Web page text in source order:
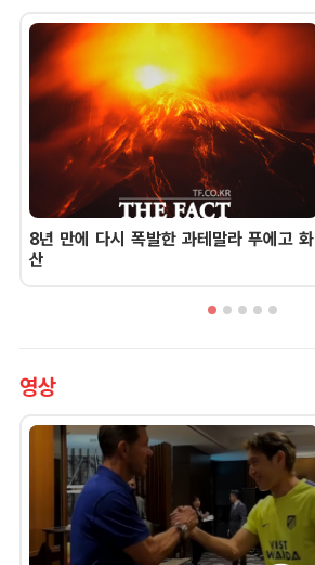
8년 만에 다시 폭발한 과테말라 푸에고 화
산
영상